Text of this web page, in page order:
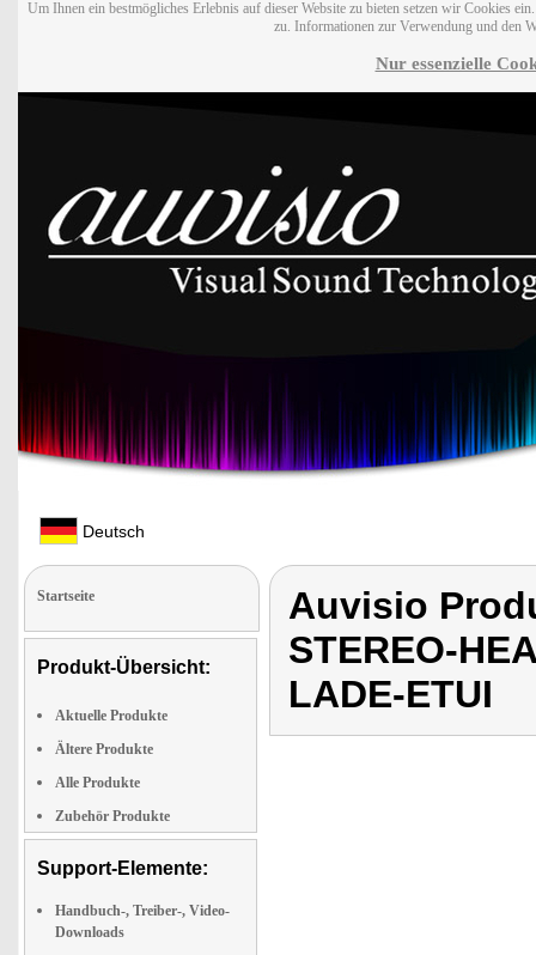
Um Ihnen ein bestmögliches Erlebnis auf dieser Website zu bieten setzen wir Cookies
zu. Informationen zur Verwendung und den
Nur essenzielle
Deutsch
Startseite
Produkt-Übersicht:
Aktuelle Produkte
Ältere Produkte
Alle Produkte
Zubehör Produkte
Support-Elemente:
Handbuch-, Treiber-, Video-
Downloads
Auvisio
STEREO-
LADE-ETUI